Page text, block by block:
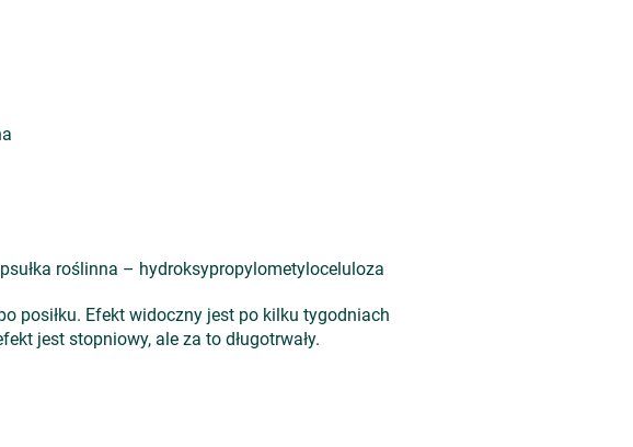
roślinna – hydroksypropylometyloceluloza
posiłku. Efekt widoczny jest po kilku tygodniach
jest stopniowy, ale za to długotrwały.